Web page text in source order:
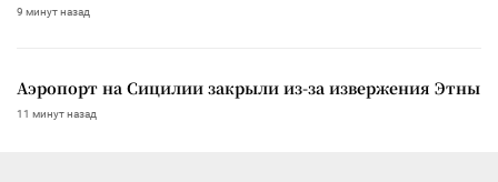
9 минут назад
Аэропорт на Сицилии закрыли из-за извержения Этны
11 минут назад